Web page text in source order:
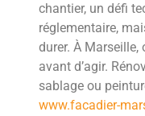
chantier, un défi
réglementaire,
durer. À Marseille,
avant d’agir.
sablage ou
www.facadier-